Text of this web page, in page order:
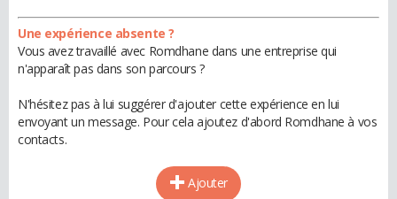
Une expérience absente ?
Vous avez travaillé avec Romdhane dans une entreprise qui
n'apparaît pas dans son parcours ?
N'hésitez pas à lui suggérer d'ajouter cette expérience en lui
envoyant un message. Pour cela ajoutez d'abord Romdhane à vos
contacts.
Ajouter